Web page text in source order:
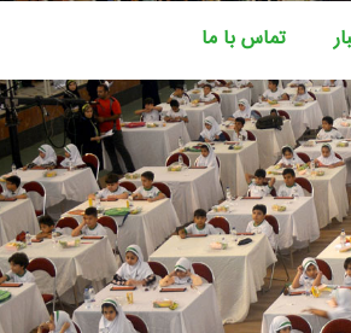
تماس با ما